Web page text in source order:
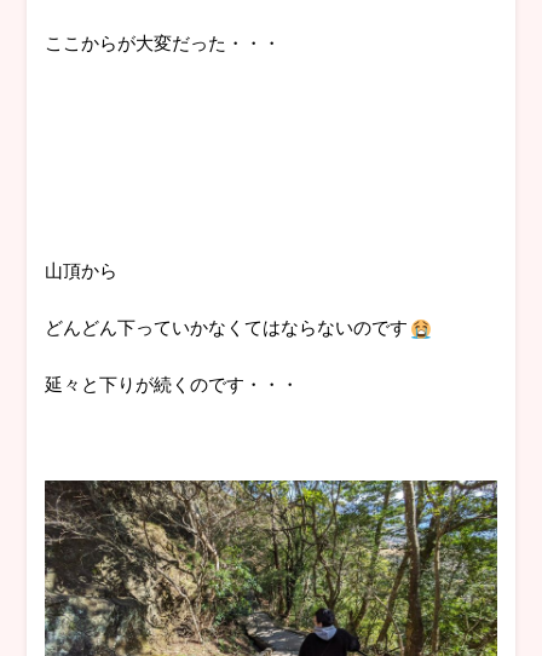
ここからが大変だった・・・
山頂から
どんどん下っていかなくてはならないのです
延々と下りが続くのです・・・